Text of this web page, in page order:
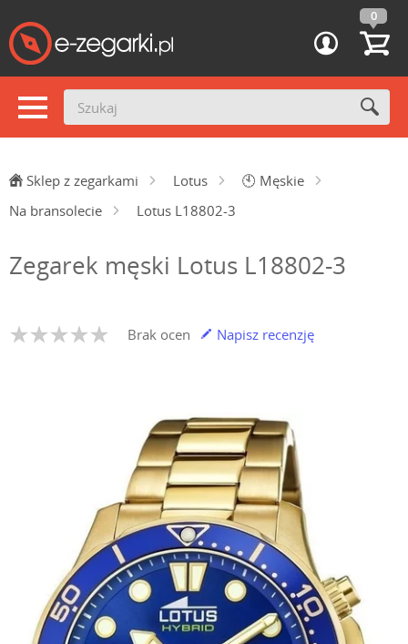
0
Sklep z zegarkami Lotus 🕙 Męskie
Na bransolecie
Lotus L18802-3
Zegarek męski Lotus L18802-3
Brak ocen Napisz recenzję